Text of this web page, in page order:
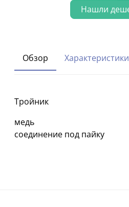
Обзор Характеристики
Тройник
медь
соединение под пайку